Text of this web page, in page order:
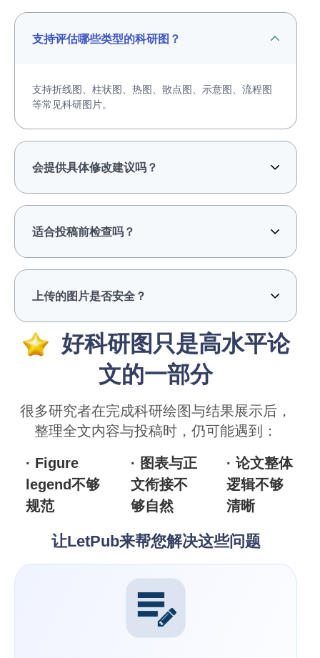
支持评估哪些类型的科研图？
支持折线图、柱状图、热图、散点图、示意图、流程图
等常见科研图片。
会提供具体修改建议吗？
适合投稿前检查吗？
上传的图片是否安全？
好科研图只是高水平论
文的一部分
很多研究者在完成科研绘图与结果展示后，
整理全文内容与投稿时，仍可能遇到：
· Figure
legend不够
规范
· 图表与正
文衔接不
够自然
· 论文整体
逻辑不够
清晰
让LetPub来帮您解决这些问题